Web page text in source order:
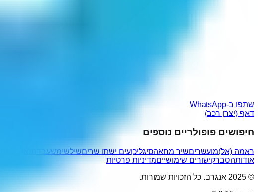
שתפו ב-WhatsApp
דאף (יצרן רכב)
חיפושים פופולריים נוספים
ראמה (אל)מועשריםשיר מחאהסיגליכןעים ישתו שריםשילשימשעבדת
אודותהסברקישורים שימושייםמדיניות פרטיות
© 2025 אנגרם. כל הזכויות שמורות.